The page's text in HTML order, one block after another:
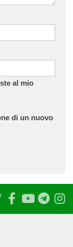
al mio
di un nuovo